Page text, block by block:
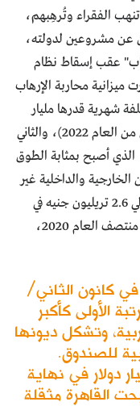
الفقراء وتُرهِبهم،
عن مشروعين لدولته،
عقب إسقاط نظام
المسلمين في العام 2013 (قُدِّرت ميزانية محاربة الإرهاب
جنيه حتى العام 2017، بتكلفة شهرية قدرها مليار
جنيه، حسبما أفاد السيسي في نيسان/ إبريل من العام 2022)، والثاني
الإصلاح الاقتصادي منذ العام 2016، الذي أصبح بمثابة الطوق
والداخلية غير
المسبوقة (ارتفع الدين الداخلي لمصر من حوالي 2.6 تريليون جنيه في
العام 2016، ليبلغ 4.7 تريليون جنيه بحلول منتصف العام 2020،
في كانون الثاني/
الأولى كأكبر
وتشكل ديونها
للصندوق.
مصر إلى 164.7 مليار دولار في نهاية
فكيف أصبحت القاهرة مثقلة